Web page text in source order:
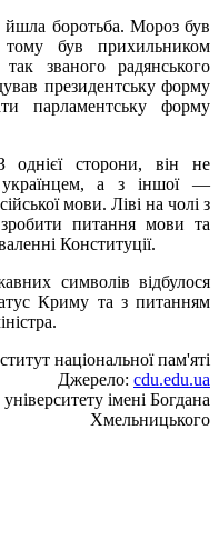
боротьба. Мороз був
тому був прихильником
званого радянського
президентську форму
парламентську форму
сторони, він не
українцем, а з іншої —
мови. Ліві на чолі з
питання мови та
Конституції.
символів відбулося
Криму та з питанням
національної пам'яті
Джерело: cdu.edu.ua
імені Богдана
Хмельницького